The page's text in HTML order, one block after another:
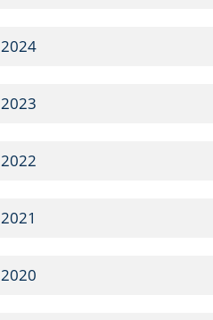
2024
2023
2022
2021
2020